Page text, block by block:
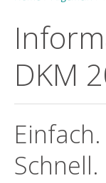
DKM
Schnell.